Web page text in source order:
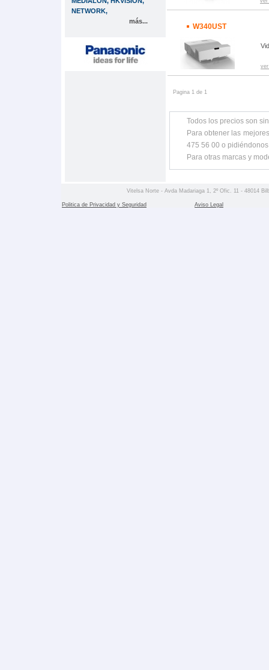
NETWORK,
más...
W340UST
Pagina 1 de 1
Todos los precios son
Para obtener las
475 56 00 o
Para otras marcas y
Vitelsa Norte - Avda Madariaga 1, 2º Ofic. 11 - 48014
Politica de Privacidad y Seguridad Aviso Legal